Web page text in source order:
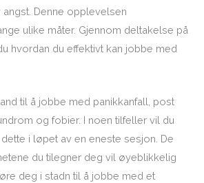
Denne opplevelsen
ulike måter. Gjennom deltakelse på
hvordan du effektivt kan jobbe med
til å jobbe med panikkanfall, post
og fobier. I noen tilfeller vil du
i løpet av en eneste sesjon. De
du tilegner deg vil øyeblikkelig
deg i stadn til å jobbe med et